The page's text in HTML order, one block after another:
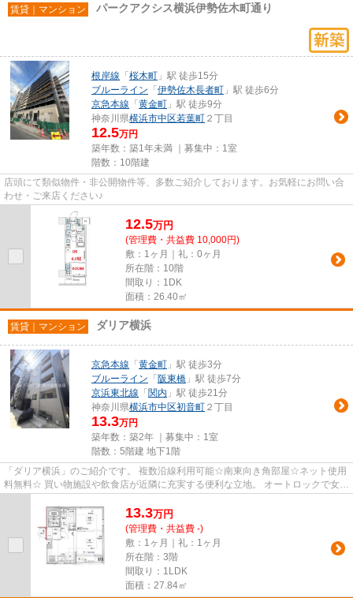
賃貸｜マンション パークアクシス横浜伊勢佐木町通り
根岸線 「 桜木町 」駅 徒歩15分
ブルーライン 「 伊勢佐木長者町 」駅 徒歩6分
京急本線 「 黄金町 」駅 徒歩9分
神奈川県横浜市中区若葉町 ２丁目
12.5万円
築年数：築1年未満 ｜募集中： 1室
階数：10階建
店頭にて類似物件・非公開物件等、多数ご紹介しております。お気軽にお問い合
わせ・ご来店ください♪
12.5万円
(管理費・共益費 10,000円)
敷：1ヶ月｜礼：0ヶ月
所在階：10階
間取り：1DK
面積：26.40㎡
賃貸｜マンション ダリア横浜
京急本線 「 黄金町 」駅 徒歩3分
ブルーライン 「 阪東橋 」駅 徒歩7分
京浜東北線 「 関内 」駅 徒歩21分
神奈川県横浜市中区初音町 ２丁目
13.3万円
築年数：築2年 ｜募集中： 1室
階数：5階建 地下1階
「ダリア横浜」のご紹介です。 複数沿線利用可能☆南東向き角部屋☆ネット使用
料無料☆ 買い物施設や飲食店が近隣に充実する便利な立地。 オートロックで女性
13.3万円
(管理費・共益費 -)
敷：1ヶ月｜礼：1ヶ月
所在階：3階
間取り：1LDK
面積：27.84㎡